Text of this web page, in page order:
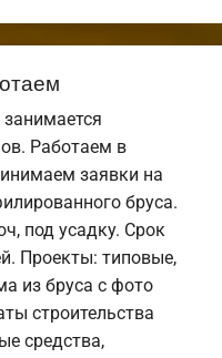
Работаем в
заявки на
бруса.
под усадку. Срок
Проекты: типовые,
из бруса с фото
строительства
средства,